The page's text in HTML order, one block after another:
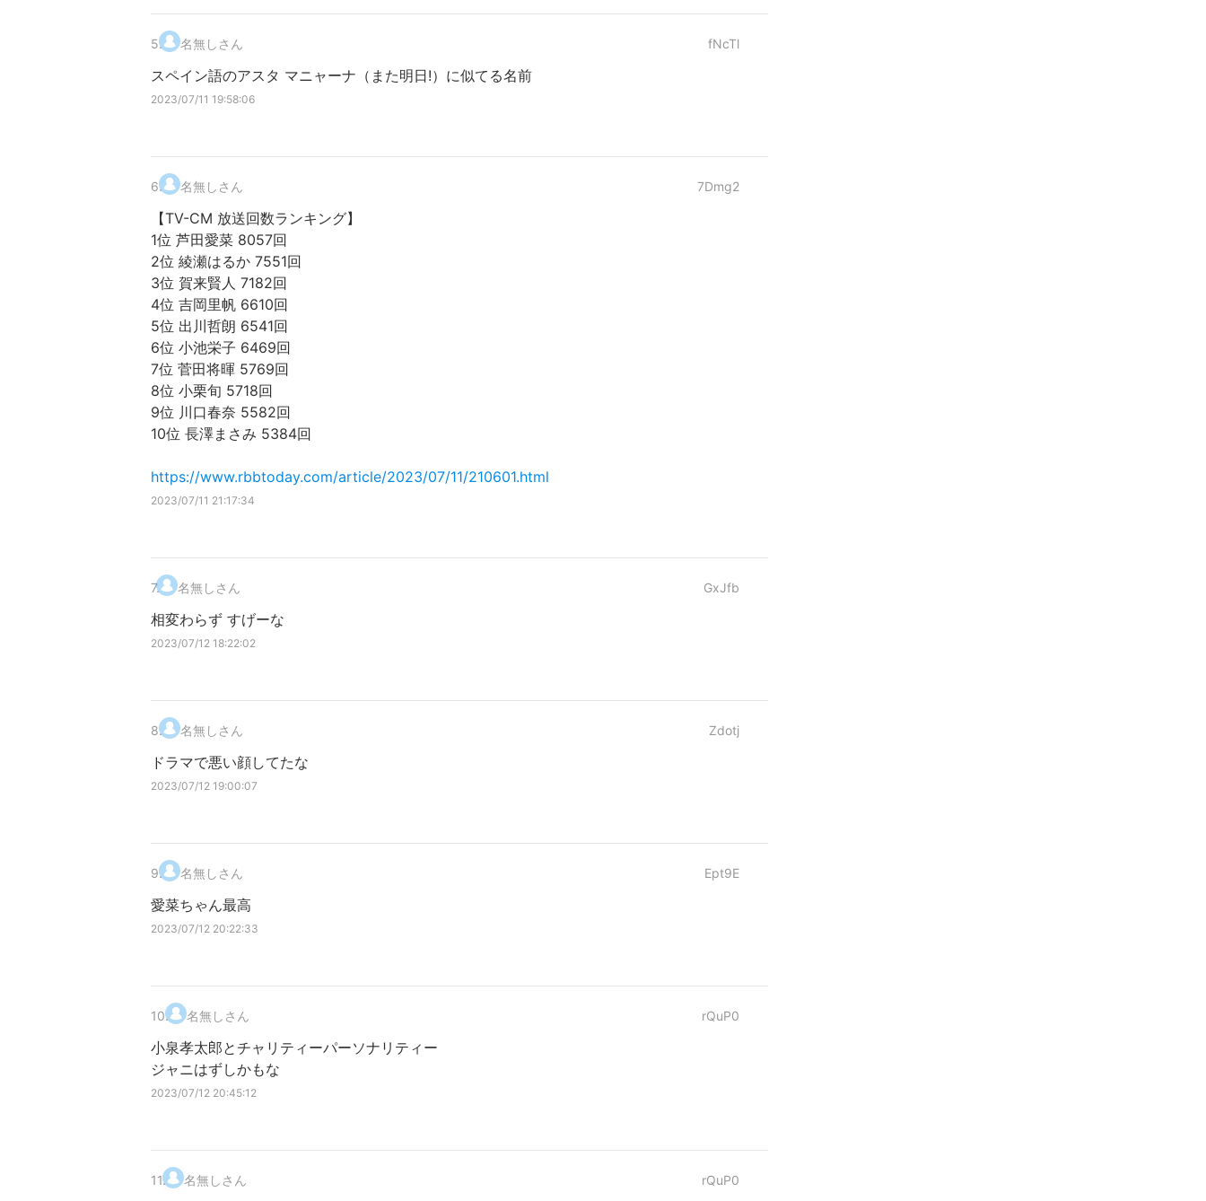
5. 名無しさん fNcTl
スペイン語のアスタ マニャーナ（また明日!）に似てる名前
2023/07/11 19:58:06
6. 名無しさん 7Dmg2
【TV-CM 放送回数ランキング】
1位 芦田愛菜 8057回
2位 綾瀬はるか 7551回
3位 賀来賢人 7182回
4位 吉岡里帆 6610回
5位 出川哲朗 6541回
6位 小池栄子 6469回
7位 菅田将暉 5769回
8位 小栗旬 5718回
9位 川口春奈 5582回
10位 長澤まさみ 5384回
https://www.rbbtoday.com/article/2023/07/11/210601.html
2023/07/11 21:17:34
7. 名無しさん GxJfb
相変わらず すげーな
2023/07/12 18:22:02
8. 名無しさん Zdotj
ドラマで悪い顔してたな
2023/07/12 19:00:07
9. 名無しさん Ept9E
愛菜ちゃん最高
2023/07/12 20:22:33
10. 名無しさん rQuP0
小泉孝太郎とチャリティーパーソナリティー
ジャニはずしかもな
2023/07/12 20:45:12
11. 名無しさん rQuP0